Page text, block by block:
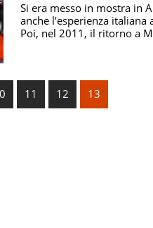
Si era messo in mostra in
anche l’esperienza italiana
Poi, nel 2011, il ritorno a
11 12 13